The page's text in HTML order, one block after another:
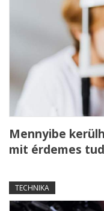
Mennyibe
mit érdemes
TECHNIKA